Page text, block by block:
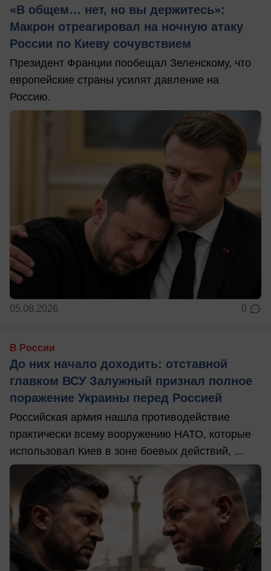
«В общем… нет, но вы держитесь»:
Макрон отреагировал на ночную атаку
России по Киеву сочувствием
Президент Франции пообещал Зеленскому, что
европейские страны усилят давление на
Россию.
05.08.2026 0
В России
До них начало доходить: отставной
главком ВСУ Залужный признал полное
поражение Украины перед Россией
Российская армия нашла противодействие
практически всему вооружению НАТО, которые
использовал Киев в зоне боевых действий, ...